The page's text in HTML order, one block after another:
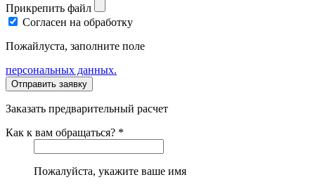
Прикрепить файл
Согласен на обработку
Пожайлуста, заполните поле
персональных данных.
Заказать предварительный расчет
Как к вам обращаться? *
Пожалуйста, укажите ваше имя